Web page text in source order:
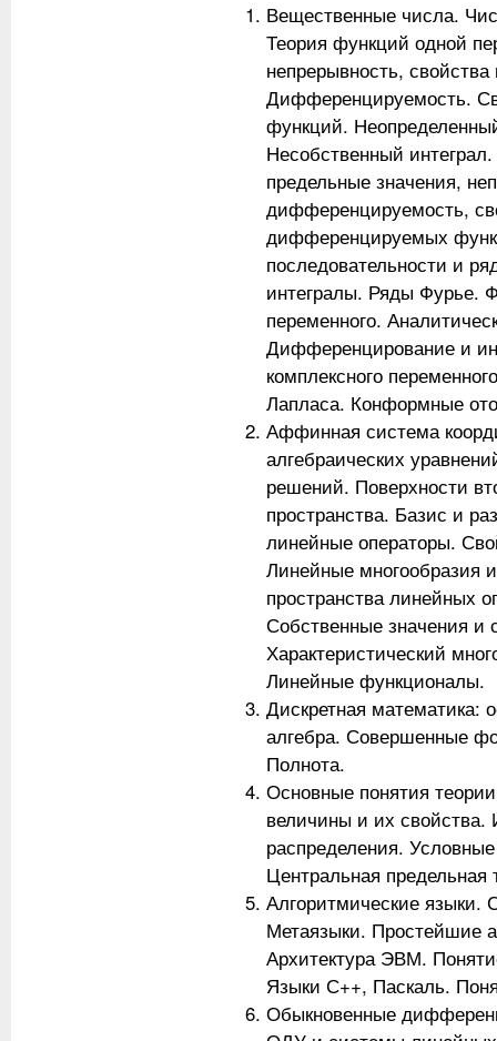
Вещественные числа.
Теория функций одной
непрерывность,
Дифференцируемость.
функций.
Несобственный
предельные значения,
дифференцируемость,
дифференцируемых
последовательности и
интегралы. Ряды Фурье.
переменного.
Дифференцирование и
комплексного
Лапласа. Конформные
Аффинная система
алгебраических
решений. Поверхности
пространства. Базис и
линейные операторы.
Линейные многообразия
пространства линейных
Собственные значения и
Характеристический
Линейные функционалы.
Дискретная математика:
алгебра. Совершенные
Полнота.
Основные понятия
величины и их
распределения.
Центральная предельная
Алгоритмические языки.
Метаязыки. Простейшие
Архитектура ЭВМ.
Языки С++, Паскаль.
Обыкновенные